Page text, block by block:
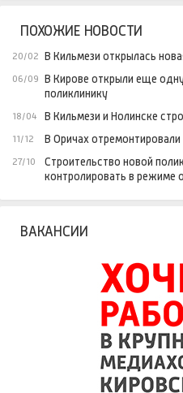
ПОХОЖИЕ НОВОСТИ
20/02 В Кильмези открылась
06/09 В Кирове открыли еще
поликлинику
18/04 В Кильмези и Нолинске
11/12 В Оричах
27/10
Строительство новой
контролировать в режиме
ВАКАНСИИ